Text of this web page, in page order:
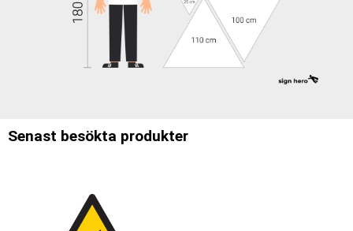
Senast besökta produkter